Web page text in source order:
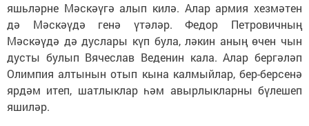
яшьләрне Мәскәүгә алып килә. Алар армия хезмәтен
дә Мәскәүдә генә үтәләр. Федор Петровичның
Мәскәүдә дә дуслары күп була, ләкин аның өчен чын
дусты булып Вячеслав Веденин кала. Алар бергәләп
Олимпия алтынын отып кына калмыйлар, бер-берсенә
ярдәм итеп, шатлыклар һәм авырлыкларны бүлешеп
яшиләр.